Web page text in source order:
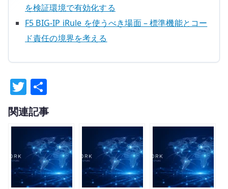
を検証環境で有効化する
F5 BIG-IP iRule を使うべき場面 – 標準機能とコー
ド責任の境界を考える
T
w
it
te
r
有
関連記事